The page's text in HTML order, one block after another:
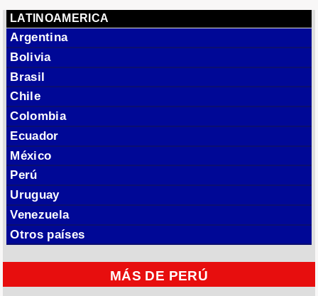
LATINOAMERICA
Argentina
Bolivia
Brasil
Chile
Colombia
Ecuador
México
Perú
Uruguay
Venezuela
Otros países
MÁS DE PERÚ